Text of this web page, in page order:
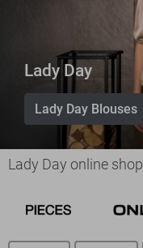
Lady Day
Lady Day Blouses
Lady Day online shop